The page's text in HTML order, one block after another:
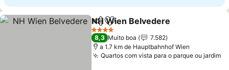
PartilharAdicionar aos favoritos
NH Wien Belvedere
4 Estrelas
8,3 Muito boa
7.582
a 1.7 km de Hauptbahnhof Wien
Quartos com vista para o parque ou jardim